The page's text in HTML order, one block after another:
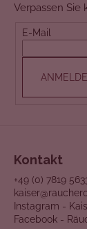
Verpassen Sie
E-Mail
Kontakt
+49 (0) 7819
Instagram -
Facebook -